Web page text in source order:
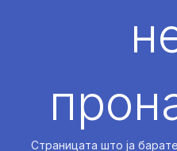
Страницата што ја